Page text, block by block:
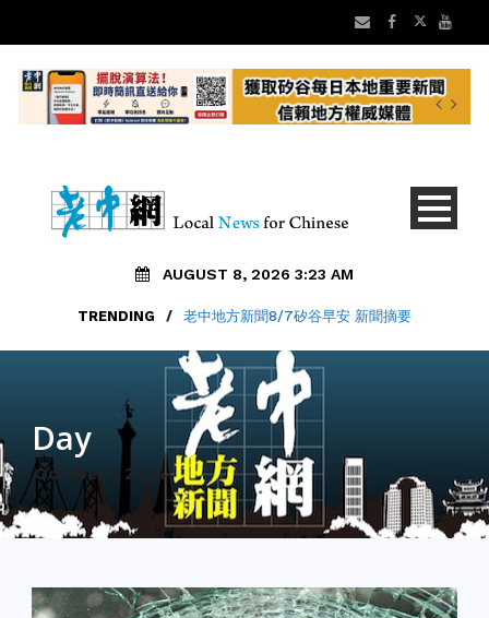
AUGUST 8, 2026 3:23 AM
TRENDING / 老中地方新聞8/7矽谷早安 新聞摘要
Day
October 1, 2024